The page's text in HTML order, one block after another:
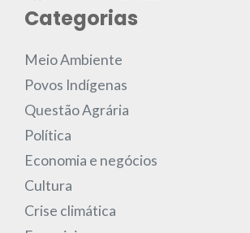
Categorias
Meio Ambiente
Povos Indígenas
Questão Agrária
Política
Economia e negócios
Cultura
Crise climática